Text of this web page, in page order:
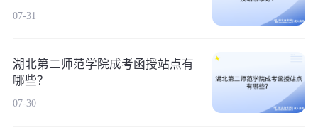
07-31
湖北第二师范学院成考函授站点有
哪些？
07-30